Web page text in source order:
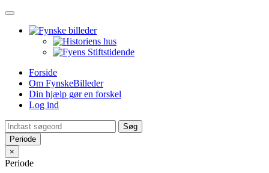
Toggle
navigation
Forside
Om FynskeBilleder
Din hjælp gør en forskel
Log ind
Periode
×
Periode